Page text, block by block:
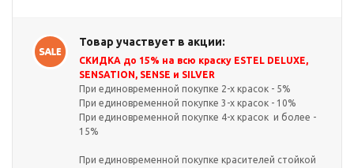
Товар участвует в акции:
СКИДКА до 15% на всю краску ESTEL DELUXE,
SENSATION, SENSE и SILVER
При единовременной покупке 2-х красок - 5%
При единовременной покупке 3-х красок - 10%
При единовременной покупке 4-х красок и более -
15%
При единовременной покупке красителей стойкой